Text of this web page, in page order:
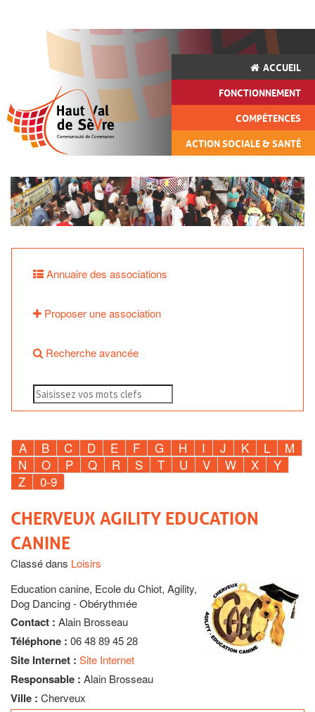
ACCUEIL
FONCTIONNEMENT
COMPÉTENCES
ACTION SOCIALE & SANTÉ
Annuaire des associations
Proposer une association
Recherche avancée
A B C D E F G H I J K L
M
N
O P Q R S T U V W X
Y
Z
0-9
CHERVEUX AGILITY EDUCATION
CANINE
Classé dans Loisirs
Education canine, Ecole du Chiot, Agility,
Dog Dancing - Obérythmée
Contact : Alain Brosseau
Téléphone : 06 48 89 45 28
Site Internet : Site Internet
Responsable : Alain Brosseau
Ville : Cherveux